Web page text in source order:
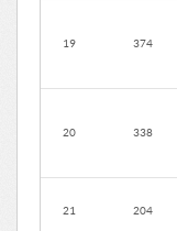
19 374
20 338
21 204